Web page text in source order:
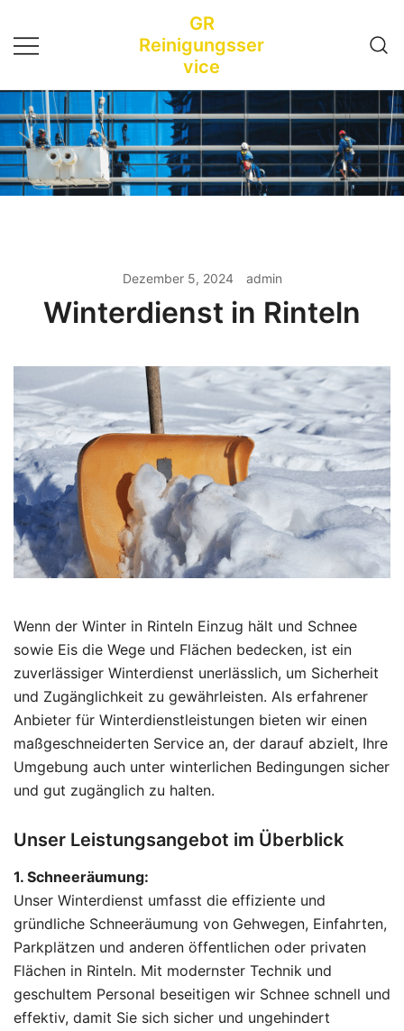
Inhalt
springen
GR
Reinigungsser
vice
Dezember 5, 2024 admin
Winterdienst in Rinteln
Wenn der Winter in Rinteln Einzug hält und Schnee
sowie Eis die Wege und Flächen bedecken, ist ein
zuverlässiger Winterdienst unerlässlich, um Sicherheit
und Zugänglichkeit zu gewährleisten. Als erfahrener
Anbieter für Winterdienstleistungen bieten wir einen
maßgeschneiderten Service an, der darauf abzielt, Ihre
Umgebung auch unter winterlichen Bedingungen sicher
und gut zugänglich zu halten.
Unser Leistungsangebot im Überblick
1. Schneeräumung:
Unser Winterdienst umfasst die effiziente und
gründliche Schneeräumung von Gehwegen, Einfahrten,
Parkplätzen und anderen öffentlichen oder privaten
Flächen in Rinteln. Mit modernster Technik und
geschultem Personal beseitigen wir Schnee schnell und
effektiv, damit Sie sich sicher und ungehindert